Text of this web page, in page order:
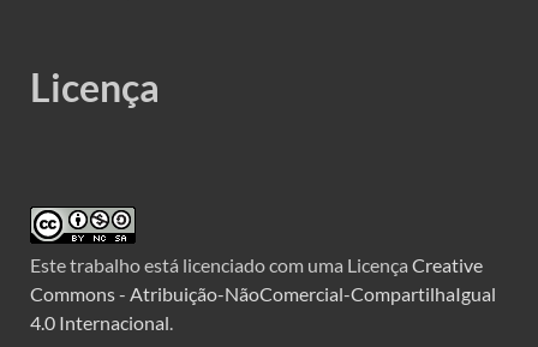
Licença
Este trabalho está licenciado com uma Licença Creative
Commons - Atribuição-NãoComercial-CompartilhaIgual
4.0 Internacional